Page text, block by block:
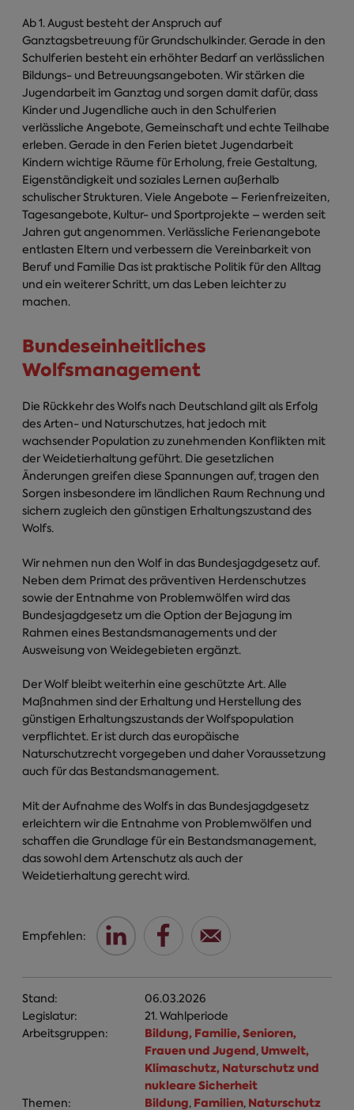
Ab 1. August besteht der Anspruch auf
Ganztagsbetreuung für Grundschulkinder. Gerade in den
Schulferien besteht ein erhöhter Bedarf an verlässlichen
Bildungs- und Betreuungsangeboten. Wir stärken die
Jugendarbeit im Ganztag und sorgen damit dafür, dass
Kinder und Jugendliche auch in den Schulferien
verlässliche Angebote, Gemeinschaft und echte Teilhabe
erleben. Gerade in den Ferien bietet Jugendarbeit
Kindern wichtige Räume für Erholung, freie Gestaltung,
Eigenständigkeit und soziales Lernen außerhalb
schulischer Strukturen. Viele Angebote – Ferienfreizeiten,
Tagesangebote, Kultur- und Sportprojekte – werden seit
Jahren gut angenommen. Verlässliche Ferienangebote
entlasten Eltern und verbessern die Vereinbarkeit von
Beruf und Familie Das ist praktische Politik für den Alltag
und ein weiterer Schritt, um das Leben leichter zu
machen.
Bundeseinheitliches
Wolfsmanagement
Die Rückkehr des Wolfs nach Deutschland gilt als Erfolg
des Arten- und Naturschutzes, hat jedoch mit
wachsender Population zu zunehmenden Konflikten mit
der Weidetierhaltung geführt. Die gesetzlichen
Änderungen greifen diese Spannungen auf, tragen den
Sorgen insbesondere im ländlichen Raum Rechnung und
sichern zugleich den günstigen Erhaltungszustand des
Wolfs.
Wir nehmen nun den Wolf in das Bundesjagdgesetz auf.
Neben dem Primat des präventiven Herdenschutzes
sowie der Entnahme von Problemwölfen wird das
Bundesjagdgesetz um die Option der Bejagung im
Rahmen eines Bestandsmanagements und der
Ausweisung von Weidegebieten ergänzt.
Der Wolf bleibt weiterhin eine geschützte Art. Alle
Maßnahmen sind der Erhaltung und Herstellung des
günstigen Erhaltungszustands der Wolfspopulation
verpflichtet. Er ist durch das europäische
Naturschutzrecht vorgegeben und daher Voraussetzung
auch für das Bestandsmanagement.
Mit der Aufnahme des Wolfs in das Bundesjagdgesetz
erleichtern wir die Entnahme von Problemwölfen und
schaffen die Grundlage für ein Bestandsmanagement,
das sowohl dem Artenschutz als auch der
Weidetierhaltung gerecht wird.
Empfehlen:
Stand:
06.03.2026
Legislatur:
21. Wahlperiode
Arbeitsgruppen:
Bildung, Familie, Senioren,
Frauen und Jugend, Umwelt,
Klimaschutz, Naturschutz und
nukleare Sicherheit
Themen: Bildung, Familien, Naturschutz